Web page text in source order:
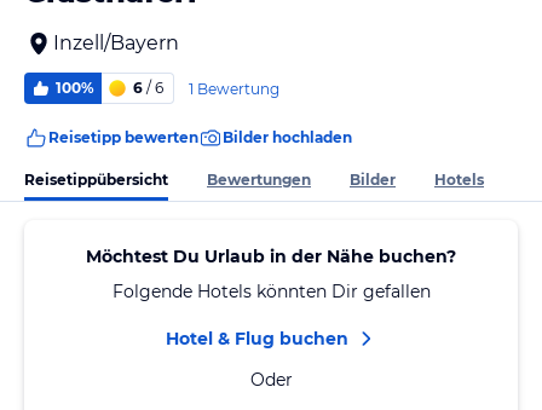
Inzell/Bayern
100% 6 / 6 1 Bewertung
Reisetipp bewerten Bilder hochladen
Reisetippübersicht Bewertungen Bilder Hotels
Möchtest Du Urlaub in der Nähe buchen?
Folgende Hotels könnten Dir gefallen
Hotel & Flug buchen
Oder